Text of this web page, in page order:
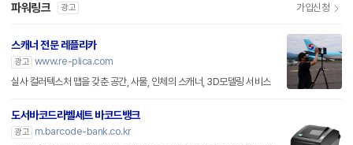
파워링크 광고 가입신청
스캐너 전문 레플리카
광고 www.re-plica.com
실사 컬러텍스처 맵을 갖춘 공간, 사물, 인체의 스캐너, 3D모델링 서비스
도서바코드라벨세트 바코드뱅크
광고
m.barcode-bank.co.kr